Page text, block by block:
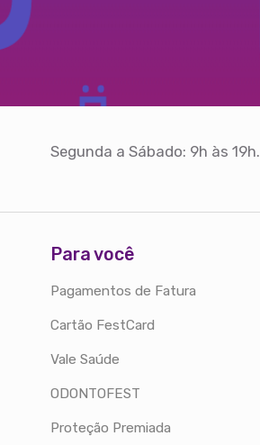
Segunda a Sábado: 9h às 19h.
Para você
Pagamentos de Fatura
Cartão FestCard
Vale Saúde
ODONTOFEST
Proteção Premiada